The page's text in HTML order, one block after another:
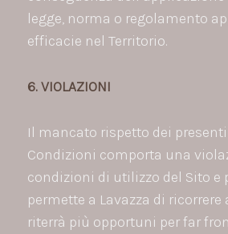
legge, norma o regolamento
efficacie nel Territorio.
6. VIOLAZIONI
Il mancato rispetto dei
Condizioni comporta una
condizioni di utilizzo del Sito e
permette a Lavazza di
riterrà più opportuni per far